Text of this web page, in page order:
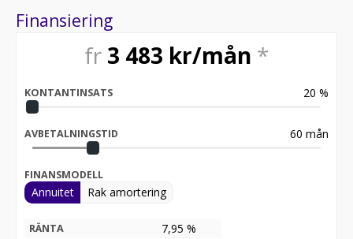
VARMT VÄLKOMMEN ATT HITTA DIN NÄSTA BIL HOS
Kamux | Störst i Norden på begagnade bilar
Vi levererar till hela Sverige. Köp eller sälj din
begagnade bil på Kamux!
Finansiering
fr 3 483 kr/mån *
KONTANTINSATS 20 %
AVBETALNINGSTID 60 mån
FINANSMODELL
Annuitet Rak amortering
RÄNTA 7,95 %